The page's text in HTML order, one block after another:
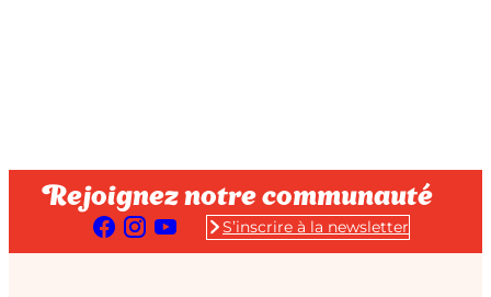
Rejoignez notre communauté
S’inscrire à la newsletter